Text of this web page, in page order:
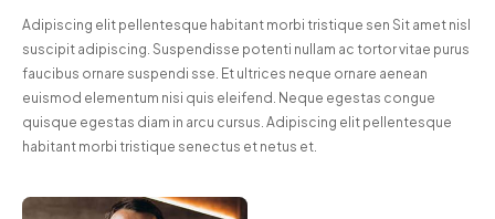
Adipiscing elit pellentesque habitant morbi tristique sen Sit amet nisl
suscipit adipiscing. Suspendisse potenti nullam ac tortor vitae purus
faucibus ornare suspendi sse. Et ultrices neque ornare aenean
euismod elementum nisi quis eleifend. Neque egestas congue
quisque egestas diam in arcu cursus. Adipiscing elit pellentesque
habitant morbi tristique senectus et netus et.